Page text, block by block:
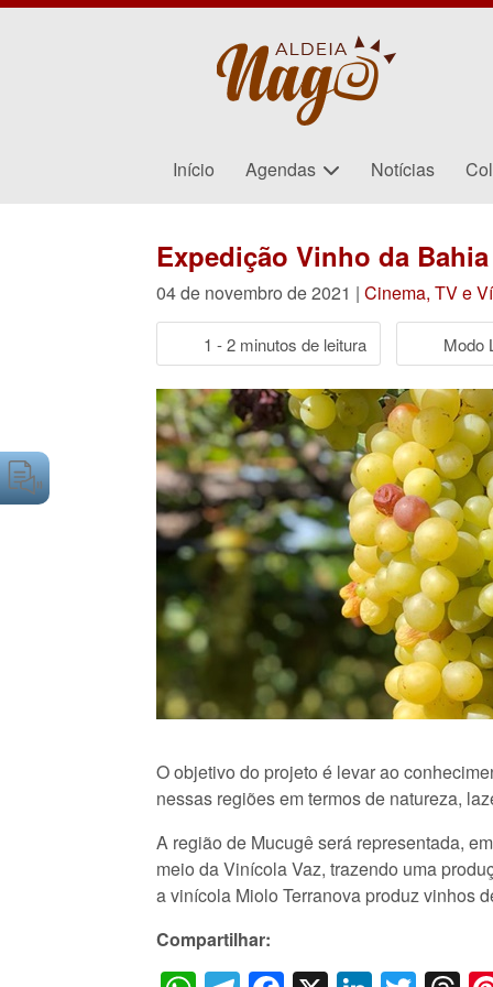
Início Agendas Notícias
Expedição Vinho da
04 de novembro de 2021 | Cinema, TV e
1 - 2 minutos de leitura Modo
O objetivo do projeto é levar ao
nessas regiões em termos de natureza,
A região de Mucugê será representada,
meio da Vinícola Vaz, trazendo uma
a vinícola Miolo Terranova produz vinhos
Compartilhar: